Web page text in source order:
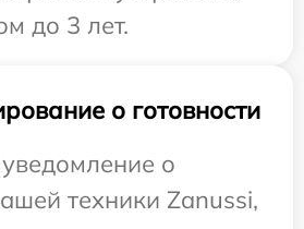
до 3 лет.
о готовности
о
техники Zanussi,